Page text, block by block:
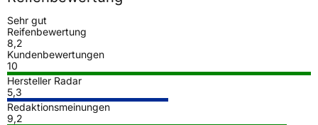
Sehr gut
Reifenbewertung
8,2
Kundenbewertungen
10
Hersteller Radar
5,3
Redaktionsmeinungen
9,2